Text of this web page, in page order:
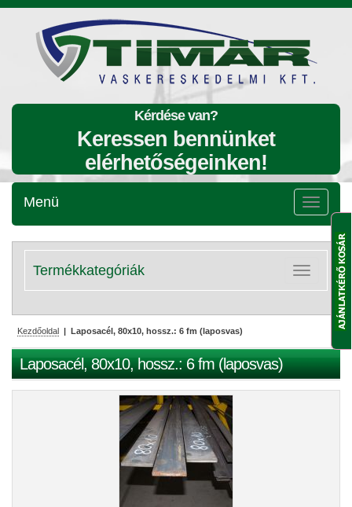
Kérdése van?
Keressen bennünket
elérhetőségeinken!
Menü
Menü
Kategóriák
lenyitása
Termékkategóriák
Kezdőoldal | Laposacél, 80x10, hossz.: 6 fm (laposvas)
Laposacél, 80x10, hossz.: 6 fm (laposvas)